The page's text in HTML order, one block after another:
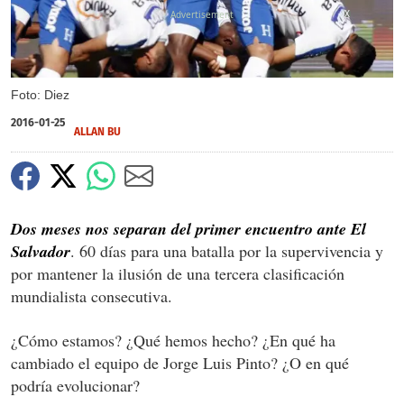
Foto: Diez
X
2016-01-25
ALLAN BU
Dos meses nos separan del primer encuentro ante El
Salvador. 60 días para una batalla por la supervivencia y
por mantener la ilusión de una tercera clasificación
mundialista consecutiva.
¿Cómo estamos? ¿Qué hemos hecho? ¿En qué ha
cambiado el equipo de Jorge Luis Pinto? ¿O en qué
podría evolucionar?